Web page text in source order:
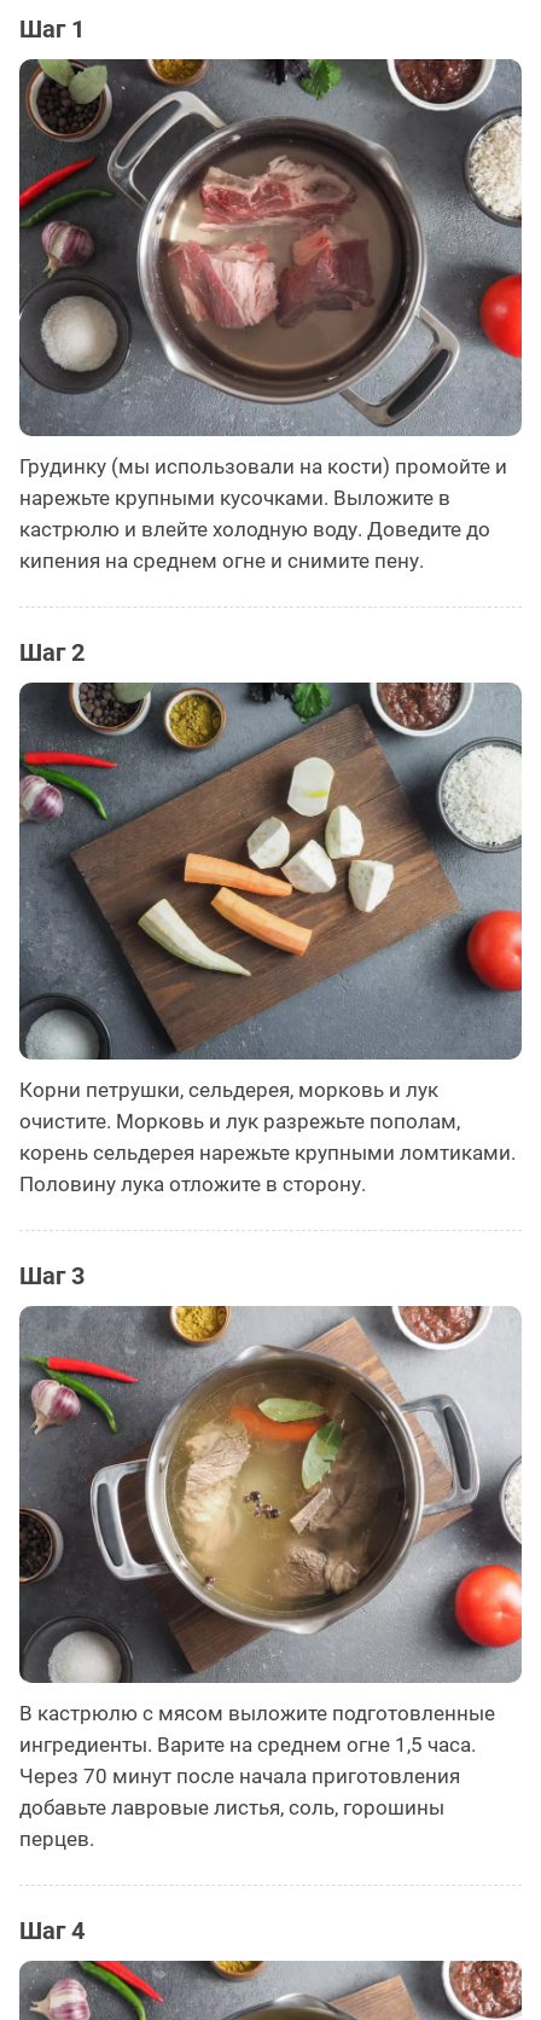
Шаг 1
Грудинку (мы использовали на кости) промойте и
нарежьте крупными кусочками. Выложите в
кастрюлю и влейте холодную воду. Доведите до
кипения на среднем огне и снимите пену.
Шаг 2
Корни петрушки, сельдерея, морковь и лук
очистите. Морковь и лук разрежьте пополам,
корень сельдерея нарежьте крупными ломтиками.
Половину лука отложите в сторону.
Шаг 3
В кастрюлю с мясом выложите подготовленные
ингредиенты. Варите на среднем огне 1,5 часа.
Через 70 минут после начала приготовления
добавьте лавровые листья, соль, горошины
перцев.
Шаг 4